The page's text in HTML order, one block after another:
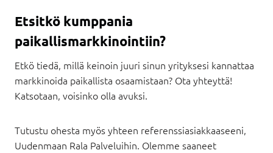
Etsitkö kumppania
paikallismarkkinointiin?
Etkö tiedä, millä keinoin juuri sinun yrityksesi kannattaa
markkinoida paikallista osaamistaan? Ota yhteyttä!
Katsotaan, voisinko olla avuksi.
Tutustu ohesta myös yhteen referenssiasiakkaaseeni,
Uudenmaan Rala Palveluihin. Olemme saaneet